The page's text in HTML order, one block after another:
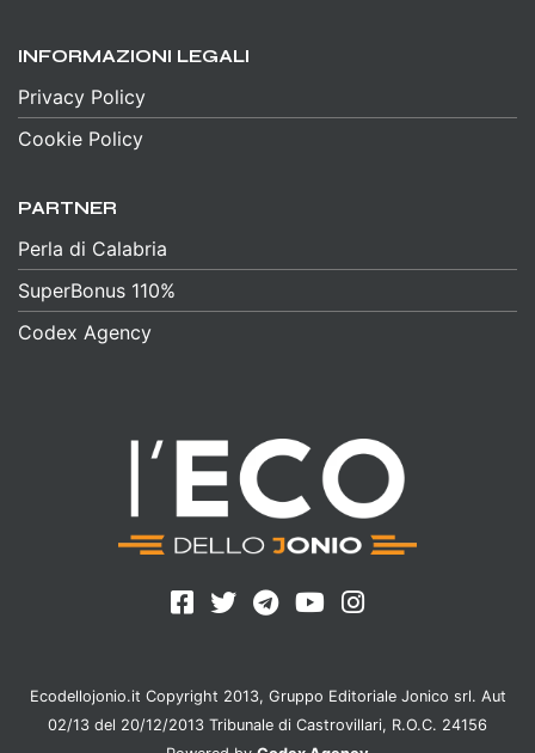
INFORMAZIONI LEGALI
Privacy Policy
Cookie Policy
PARTNER
Perla di Calabria
SuperBonus 110%
Codex Agency
Ecodellojonio.it Copyright 2013, Gruppo Editoriale Jonico srl. Aut
02/13 del 20/12/2013 Tribunale di Castrovillari, R.O.C. 24156